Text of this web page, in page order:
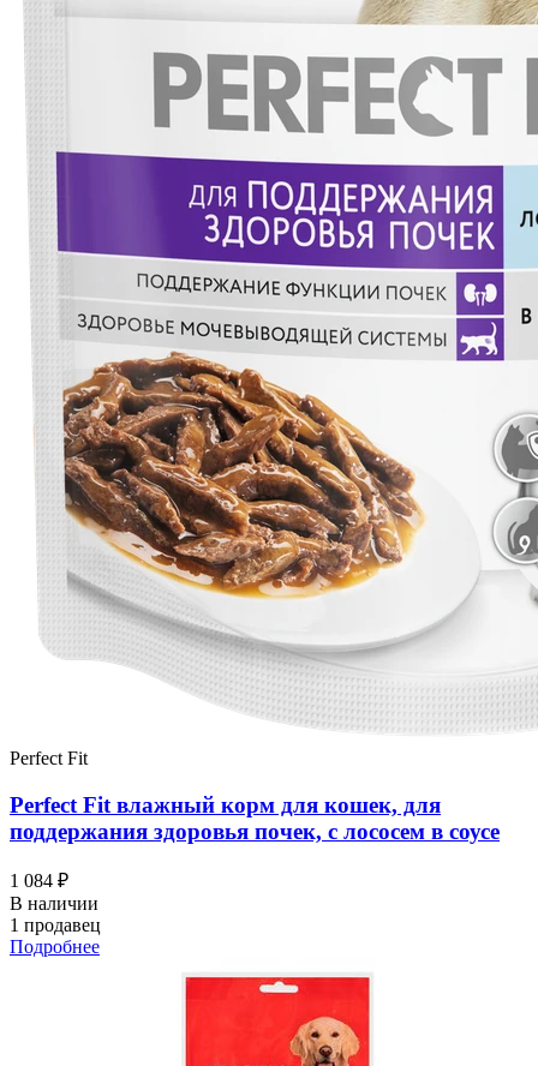
Perfect Fit
Perfect Fit влажный корм для кошек, для
поддержания здоровья почек, с лососем в соусе
1 084 ₽
В наличии
1 продавец
Подробнее